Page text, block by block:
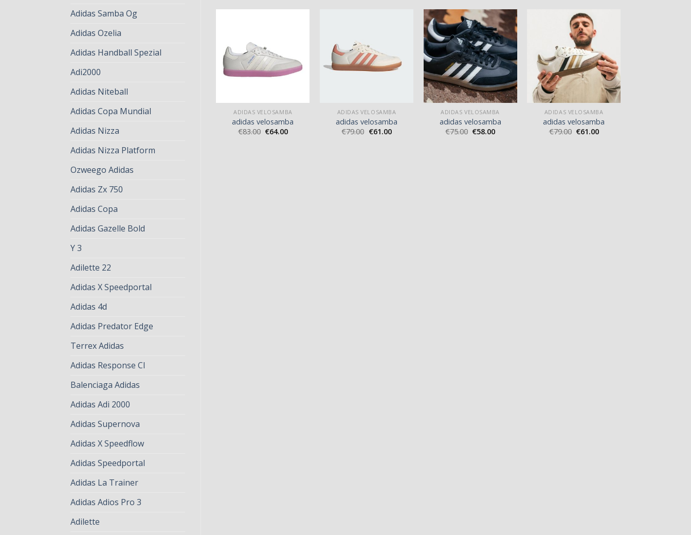
Adidas Samba Og
Adidas Ozelia
Adidas Handball Spezial
Adi2000
Adidas Niteball
Adidas Copa Mundial
Adidas Nizza
Adidas Nizza Platform
Ozweego Adidas
Adidas Zx 750
Adidas Copa
Adidas Gazelle Bold
Y 3
Adilette 22
Adidas X Speedportal
Adidas 4d
Adidas Predator Edge
Terrex Adidas
Adidas Response Cl
Balenciaga Adidas
Adidas Adi 2000
Adidas Supernova
Adidas X Speedflow
Adidas Speedportal
Adidas La Trainer
Adidas Adios Pro 3
Adilette
ADIDAS VELOSAMBA
adidas velosamba
€83.00 €64.00
ADIDAS VELOSAMBA
adidas velosamba
€79.00 €61.00
ADIDAS VELOSAMBA
adidas velosamba
€75.00 €58.00
ADIDAS VELOSAMBA
adidas velosamba
€79.00 €61.00
ADIDAS VELOSAMBA
58.00
ADIDAS VELOSAMBA